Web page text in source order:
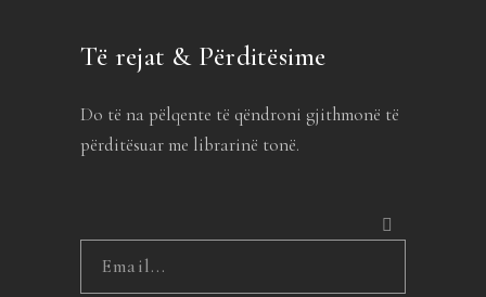
Të rejat & Përditësime
Do të na pëlqente të qëndroni gjithmonë të
përditësuar me librarinë tonë.